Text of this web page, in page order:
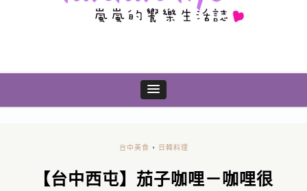
台中美食 • 日韓料理
【台中西屯】茄子咖哩－咖哩很